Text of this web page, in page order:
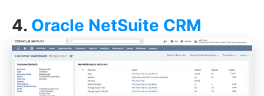
4. Oracle NetSuite CRM